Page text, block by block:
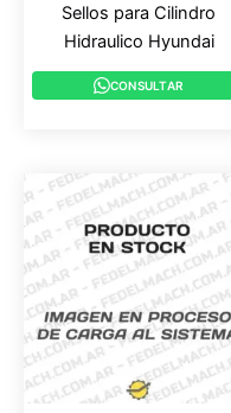
Sellos para Cilindro
Hidraulico Hyundai
CONSULTAR